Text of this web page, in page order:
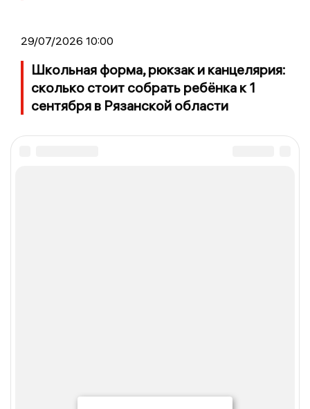
29/07/2026 10:00
Школьная форма, рюкзак и канцелярия:
сколько стоит собрать ребёнка к 1
сентября в Рязанской области